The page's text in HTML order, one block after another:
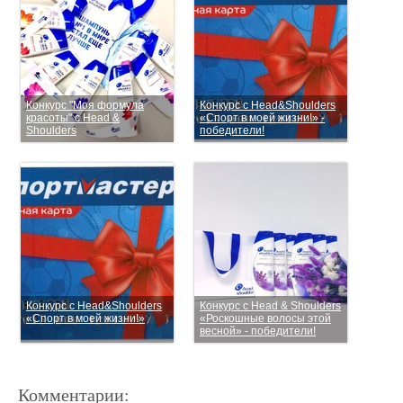
Конкурс "Моя формула
красоты" с Head &
Shoulders
Конкурс с Head&Shoulders
«Спорт в моей жизни!» -
победители!
Конкурс с Head&Shoulders
«Спорт в моей жизни!»
Конкурс с Head & Shoulders
«Роскошные волосы этой
весной» - победители!
Комментарии: